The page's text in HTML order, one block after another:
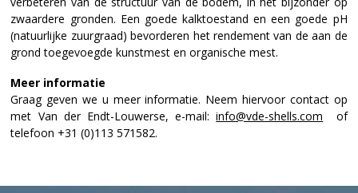
zwaardere gronden. Een goede kalktoestand en een goede pH
(natuurlijke zuurgraad) bevorderen het rendement van de aan de
grond toegevoegde kunstmest en organische mest.
Meer informatie
Graag geven we u meer informatie. Neem hiervoor contact op
met Van der Endt-Louwerse, e-mail:info@vde-shells.com of
telefoon +31 (0)113 571582.